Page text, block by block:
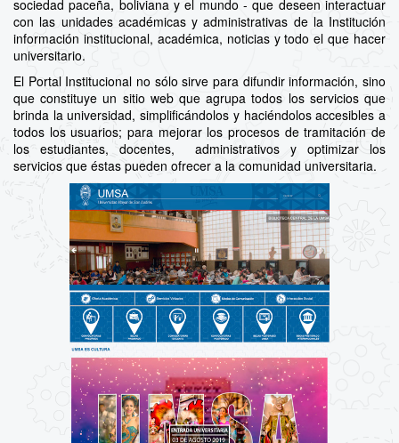
sociedad paceña, boliviana y el mundo - que deseen interactuar
con las unidades académicas y administrativas de la Institución
información institucional, académica, noticias y todo el que hacer
universitario.
El Portal Institucional no sólo sirve para difundir información, sino
que constituye un sitio web que agrupa todos los servicios que
brinda la universidad, simplificándolos y haciéndolos accesibles a
todos los usuarios; para mejorar los procesos de tramitación de
los estudiantes, docentes, administrativos y optimizar los
servicios que éstas pueden ofrecer a la comunidad universitaria.